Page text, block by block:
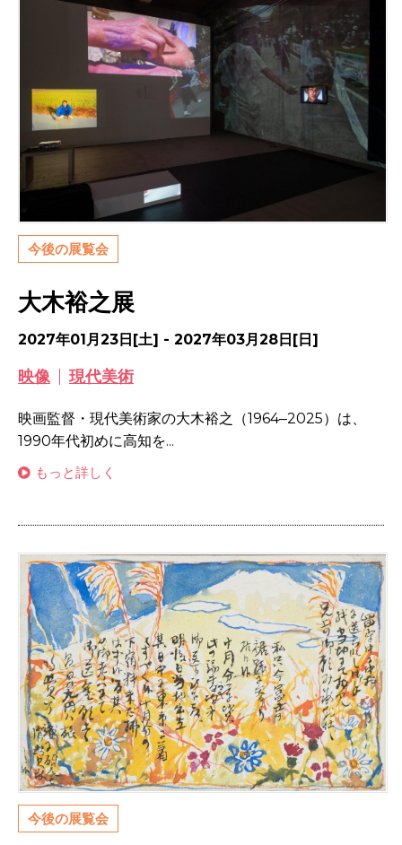
今後の展覧会
大木裕之展
2027年01月23日[土] - 2027年03月28日[日]
映像 現代美術
映画監督・現代美術家の大木裕之（1964‒2025）は、
1990年代初めに高知を...
もっと詳しく
今後の展覧会